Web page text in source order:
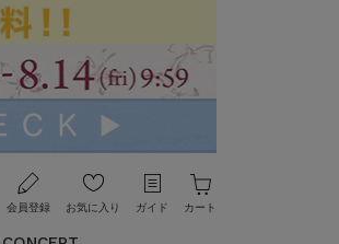
会員登録 お気に入り ガイド カート